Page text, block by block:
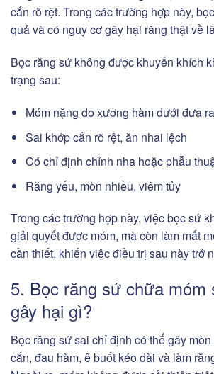
cắn rõ rệt. Trong các trường hợp này,
quả và có nguy cơ gây hại răng thật về
Bọc răng sứ không được khuyến khích
trạng sau:
Móm nặng do xương hàm dưới đưa
Sai khớp cắn rõ rệt, ăn nhai lệch
Có chỉ định chỉnh nha hoặc phẫu
Răng yếu, mòn nhiều, viêm tủy
Trong các trường hợp này, việc bọc sứ
giải quyết được móm, mà còn làm mất
cần thiết, khiến việc điều trị sau này trở
5. Bọc răng sứ chữa móm
gây hại gì?
Bọc răng sứ sai chỉ định có thể gây
cắn, đau hàm, ê buốt kéo dài và làm